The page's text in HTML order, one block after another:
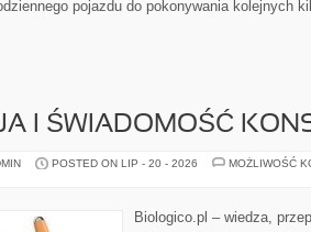
pojazdu do pokonywania kolejnych
I ŚWIADOMOŚĆ
POSTED ON LIP - 20 - 2026
MOŻLIWOŚĆ
Biologico.pl – wiedza,